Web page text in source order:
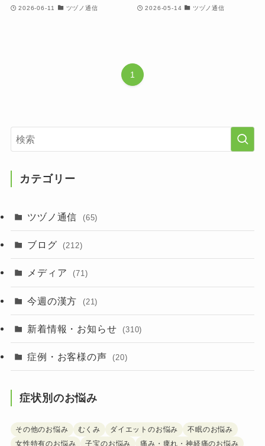
2026-06-11 ツヅノ通信 2026-05-14 ツヅノ通信
1
カテゴリー
ツヅノ通信 (65)
ブログ (212)
メディア (71)
今週の漢方 (21)
新着情報・お知らせ (310)
症例・お客様の声 (20)
症状別のお悩み
その他のお悩み むくみ ダイエットのお悩み
不眠のお悩み
女性特有のお悩み
子宝のお悩み
痛み・痺れ・神経痛のお悩み